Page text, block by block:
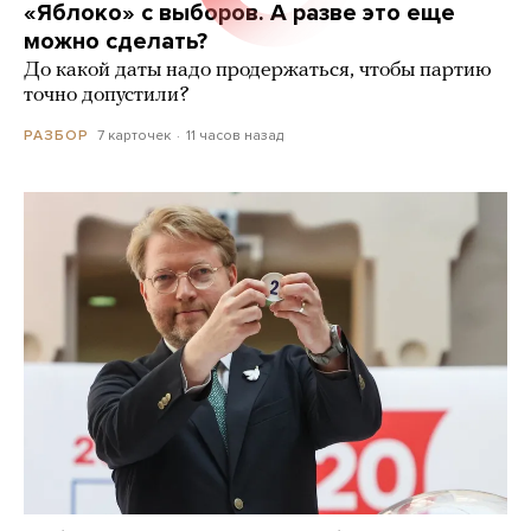
«Яблоко» с выборов. А разве это еще
можно сделать?
До какой даты надо продержаться, чтобы партию
точно допустили?
РАЗБОР 7 карточек 11 часов назад